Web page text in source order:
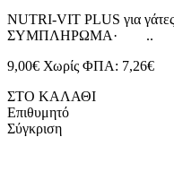
NUTRI-VIT PLUS για
ΣΥΜΠΛΗΡΩΜΑ· ..
9,00€ Χωρίς ΦΠΑ: 7,26€
ΣΤΟ ΚΑΛΑΘΙ
Επιθυμητό
Σύγκριση